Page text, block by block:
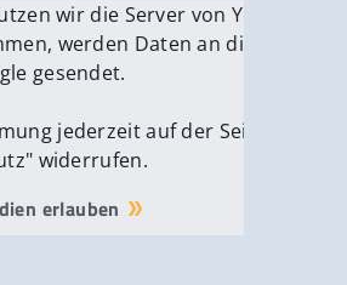
wir die Server von YouTube.
werden Daten an die Server
gesendet.
jederzeit auf der Seite
widerrufen.
erlauben